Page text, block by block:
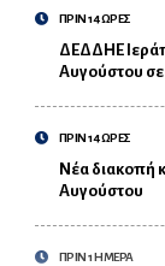
ΠΡΙΝ 14 ΩΡΕΣ
ΔΕΔΔΗΕ
Αυγούστου
ΠΡΙΝ 14 ΩΡΕΣ
Νέα διακοπή
Αυγούστου
ΠΡΙΝ 1 ΗΜΕΡΑ